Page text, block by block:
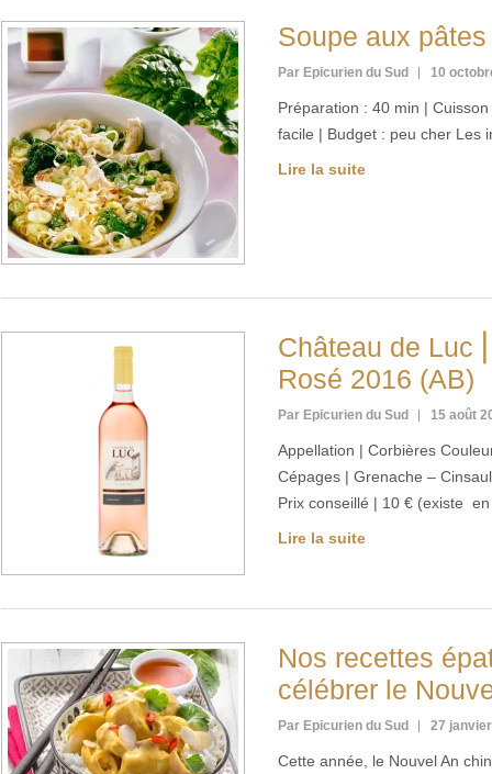
Soupe aux
Par Epicurien du Sud 10
Préparation : 40 min |
facile | Budget : peu cher Les
Lire la suite
Château de Luc
Rosé 2016 (AB)
Par Epicurien du Sud 15 août
Appellation | Corbières
Cépages | Grenache –
Prix conseillé | 10 € (existe
Lire la suite
Nos recettes
célébrer le
Par Epicurien du Sud 27
Cette année, le Nouvel An